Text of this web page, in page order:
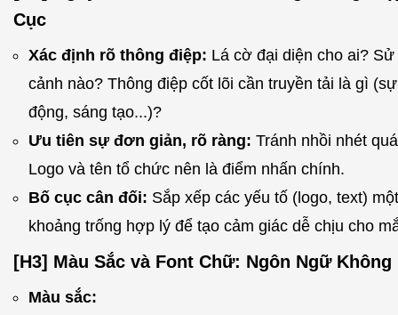
Cục
Xác định rõ thông điệp: Lá cờ đại diện cho ai?
cảnh nào? Thông điệp cốt lõi cần truyền tải là gì
động, sáng tạo...)?
Ưu tiên sự đơn giản, rõ ràng: Tránh nhồi nhét
Logo và tên tổ chức nên là điểm nhấn chính.
Bố cục cân đối: Sắp xếp các yếu tố (logo, text)
khoảng trống hợp lý để tạo cảm giác dễ chịu cho
[H3] Màu Sắc và Font Chữ: Ngôn Ngữ
Màu sắc: